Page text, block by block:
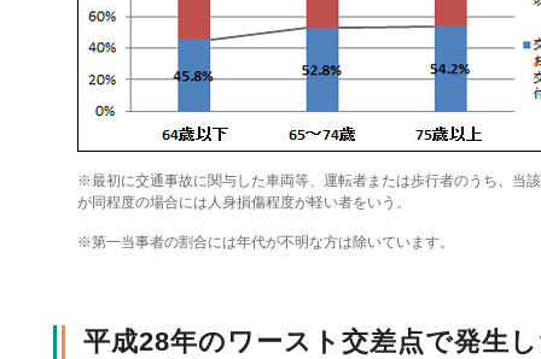
個人賠償責任保険
風水雪災等による損害を補償する損害保険
ペット保険
所在地（本部・支部）
損害保険お役立ち情報
会員会社等一覧
医療研修
交通事故医療研究助成
協会ニュースリリース
会員各社ニュースリリース
協会からのお知らせ
損害保険の相談窓口
自然災害損保契約のご照会
他の紛争解決機関等
※最初に交通事故に関与した車両等、運転者または歩行者のうち、当
が同程度の場合には人身損傷程度が軽い者をいう。
※第一当事者の割合には年代が不明な方は除いています。
平成28年のワースト交差点で発生